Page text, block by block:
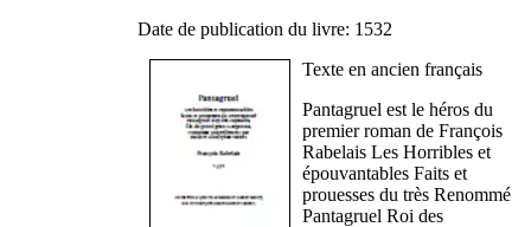
Date de publication du livre: 1532
Texte en ancien français
Pantagruel est le héros du
premier roman de François
Rabelais Les Horribles et
épouvantables Faits et
prouesses du très Renommé
Pantagruel Roi des